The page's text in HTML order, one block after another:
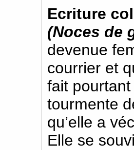
Ecriture
(Noces de
devenue
courrier et
fait
tourmente
qu’elle a
Elle se